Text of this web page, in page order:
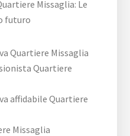
Quartiere Missaglia
Quartiere
affidabile Quartiere
Missaglia